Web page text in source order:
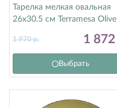
Тарелка мелкая овальная
26х30.5 см Terramesa Olive
1 872
1 970р.
Выбрать